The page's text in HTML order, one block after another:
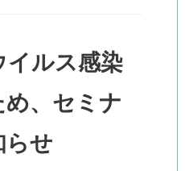
イルス感染
、セミナ
らせ